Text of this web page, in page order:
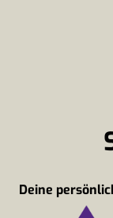
Deine